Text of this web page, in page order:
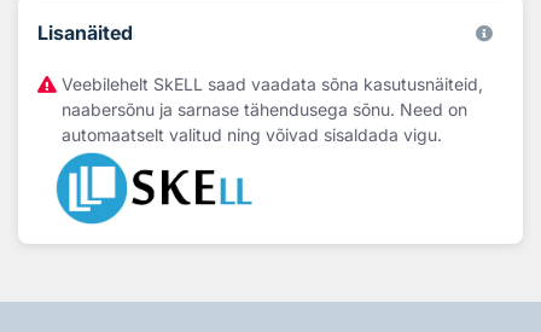
Lisanäited
Veebilehelt SkELL saad vaadata sõna kasutusnäiteid,
naabersõnu ja sarnase tähendusega sõnu. Need on
automaatselt valitud ning võivad sisaldada vigu.